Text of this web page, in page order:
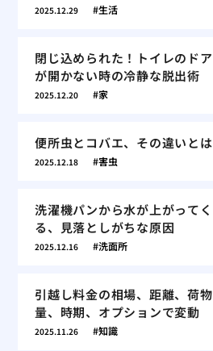
2025.12.29 生活
閉じ込められた！トイレのドア
が開かない時の冷静な脱出術
2025.12.20 家
便所虫とコバエ、その違いとは
2025.12.18 害虫
洗濯機パンから水が上がってく
る、見落としがちな原因
2025.12.16 洗面所
引越し料金の相場、距離、荷物
量、時期、オプションで変動
2025.11.26 知識